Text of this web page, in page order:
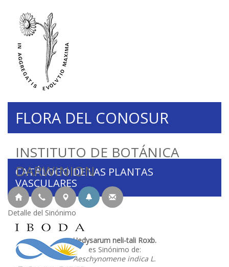
INSTITUTO DE BOTÁNICA
DARWINION
FLORA DEL CONOSUR
CATÁLOGO DE LAS PLANTAS
VASCULARES
Detalle del Sinónimo
Hedysarum neli-tali Roxb.
es Sinónimo de:
Aeschynomene indica L.